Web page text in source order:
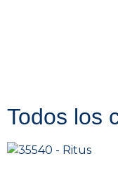
Todos los